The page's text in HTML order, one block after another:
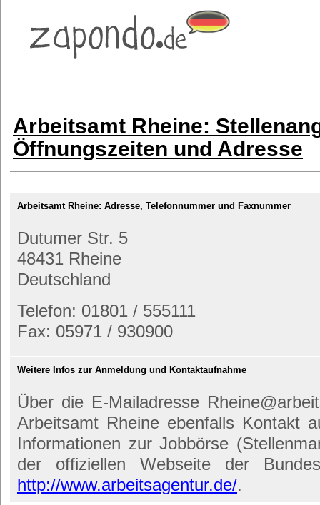
Arbeitsamt Rheine:
Öffnungszeiten und Adresse
Arbeitsamt Rheine: Adresse, Telefonnummer und Faxnummer
Dutumer Str. 5
48431 Rheine
Deutschland
Telefon: 01801 / 555111
Fax: 05971 / 930900
Weitere Infos zur Anmeldung und Kontaktaufnahme
Über die E-Mailadresse
Arbeitsamt Rheine ebenfalls Kontakt
Informationen zur Jobbörse
der offiziellen Webseite der
http://www.arbeitsagentur.de/.